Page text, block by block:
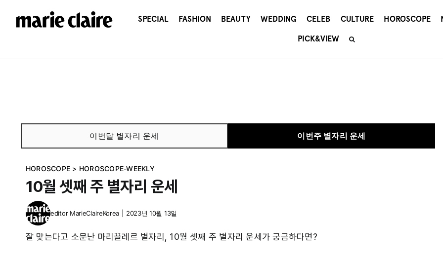
건
SPECIAL FASHION BEAUTY WEDDING CELEB CULTURE HOROSCOPE
PICK&VIEW
이번달 별자리 운세 이번주 별자리 운세
HOROSCOPE > HOROSCOPE-WEEKLY
10월 셋째 주 별자리 운세
editor MarieClaireKorea 2023년 10월 13일
잘 맞는다고 소문난 마리끌레르 별자리, 10월 셋째 주 별자리 운세가 궁금하다면?